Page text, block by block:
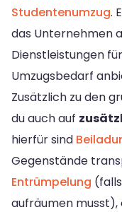
Studentenumzug.
das Unternehmen
Dienstleistungen
Umzugsbedarf
Zusätzlich zu den
du auch auf
hierfür sind
Gegenstände
Entrümpelung
aufräumen musst),